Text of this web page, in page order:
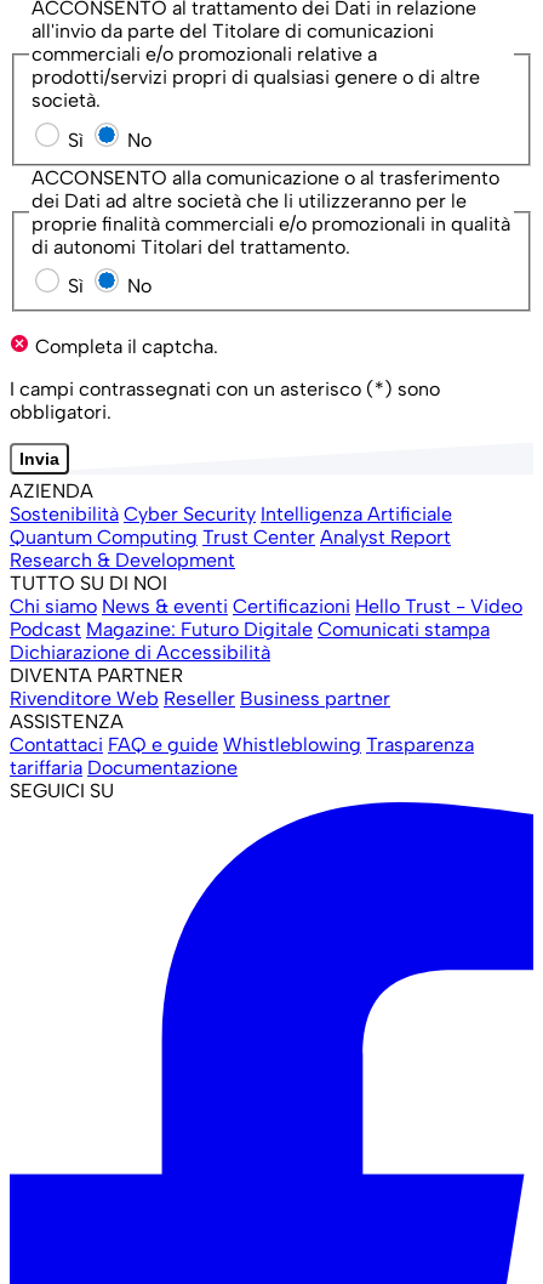
ACCONSENTO al trattamento dei Dati in relazione
all'invio da parte del Titolare di comunicazioni
commerciali e/o promozionali relative a
prodotti/servizi propri di qualsiasi genere o di altre
società.
Sì
No
ACCONSENTO alla comunicazione o al trasferimento
dei Dati ad altre società che li utilizzeranno per le
proprie finalità commerciali e/o promozionali in qualità
di autonomi Titolari del trattamento.
Sì
No
cancel Completa il captcha.
I campi contrassegnati con un asterisco (*) sono
obbligatori.
Invia
AZIENDA
Sostenibilità Cyber Security Intelligenza Artificiale
Quantum Computing Trust Center Analyst Report
Research & Development
TUTTO SU DI NOI
Chi siamo News & eventi Certificazioni Hello Trust - Video
Podcast Magazine: Futuro Digitale Comunicati stampa
Dichiarazione di Accessibilità
DIVENTA PARTNER
Rivenditore Web Reseller Business partner
ASSISTENZA
Contattaci FAQ e guide Whistleblowing Trasparenza
tariffaria Documentazione
SEGUICI SU